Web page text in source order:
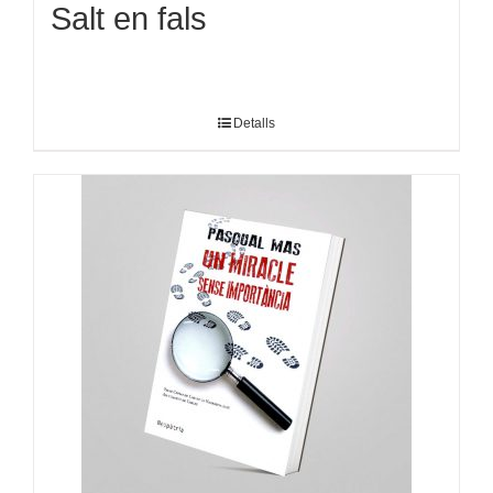
Salt en fals
Detalls